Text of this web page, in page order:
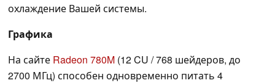
охлаждение Вашей системы.
Графика
На сайте Radeon 780M (12 CU / 768 шейдеров, до
2700 МГц) способен одновременно питать 4